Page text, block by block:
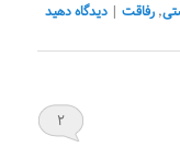
٬ رفاقت |دیدگاه دهید
۲